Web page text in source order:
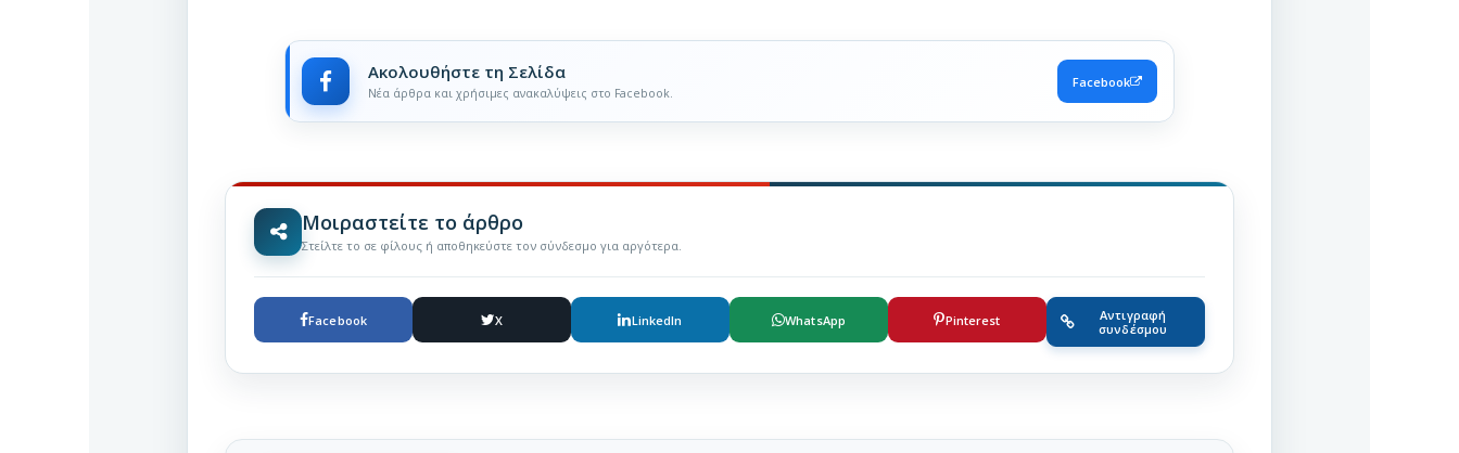
Ακολουθήστε τη Σελίδα
Νέα άρθρα και χρήσιμες ανακαλύψεις στο Facebook.
Facebook
Μοιραστείτε το άρθρο
Στείλτε το σε φίλους ή αποθηκεύστε τον σύνδεσμο για αργότερα.
Facebook X LinkedIn WhatsApp Pinterest
Αντιγραφή
συνδέσμου